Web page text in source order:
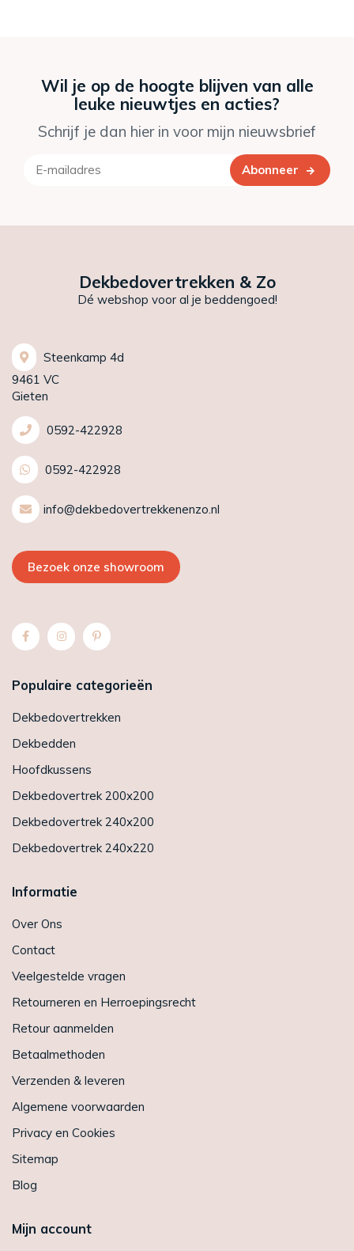
Wil je op de hoogte blijven van alle
leuke nieuwtjes en acties?
Schrijf je dan hier in voor mijn nieuwsbrief
Abonneer
Dekbedovertrekken & Zo
Dé webshop voor al je beddengoed!
Steenkamp 4d
9461 VC
Gieten
0592-422928
0592-422928
info@dekbedovertrekkenenzo.nl
Bezoek onze showroom
Populaire categorieën
Dekbedovertrekken
Dekbedden
Hoofdkussens
Dekbedovertrek 200x200
Dekbedovertrek 240x200
Dekbedovertrek 240x220
Informatie
Over Ons
Contact
Veelgestelde vragen
Retourneren en Herroepingsrecht
Retour aanmelden
Betaalmethoden
Verzenden & leveren
Algemene voorwaarden
Privacy en Cookies
Sitemap
Blog
Mijn account